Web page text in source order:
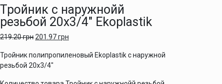
Тройник с наружнойй
резьбой 20х3/4″ Ekoplastik
219.20грн201.97грн
Тройник полипропиленовый Ekoplastik с наружной
резьбой 20х3/4″